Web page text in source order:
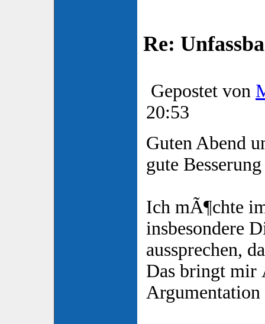
Re:
Gepostet von
20:53
Guten Abend
gute
Ich mÃ¶chte
insbesondere
aussprechen,
Das bringt